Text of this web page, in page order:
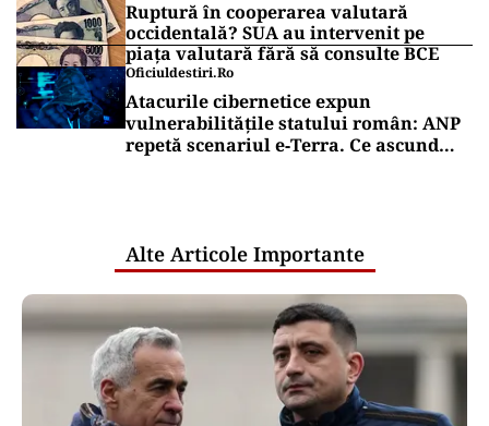
Ruptură în cooperarea valutară
occidentală? SUA au intervenit pe
piața valutară fără să consulte BCE
Oficiuldestiri.ro
Atacurile cibernetice expun
vulnerabilitățile statului român: ANP
repetă scenariul e‑Terra. Ce ascund
Alte Articole Importante